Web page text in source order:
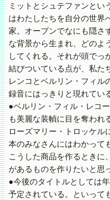
ミットとシュテファンとい
はわたしたちを自分の世界
家。オープンでなにも隠さ
な背景から生まれ、どのよ
してくれる。それが頭でっ
結びついている点が、私た
レンコとベルリン・フィル
録音にはっきりと現れてい
●ベルリン・フィル・レコ
も美麗な装幀に目を奪われ
ローズマリー・トロッケル
本のみなさんにはわかって
こうした商品を作るときに
があるものを作りたいと思
●今後のタイトルとしては
予定されている。といって